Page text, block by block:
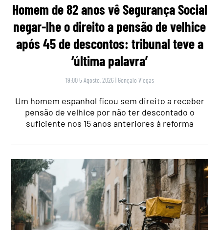
Homem de 82 anos vê Segurança Social
negar-lhe o direito a pensão de velhice
após 45 de descontos: tribunal teve a
‘última palavra’
19:00 5 Agosto, 2026 | Gonçalo Viegas
Um homem espanhol ficou sem direito a receber
pensão de velhice por não ter descontado o
suficiente nos 15 anos anteriores à reforma